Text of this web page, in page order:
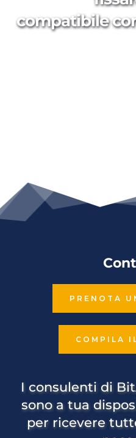
compatibile
PRENOTA
COMPILA
I consulenti di
sono a tua
per ricevere